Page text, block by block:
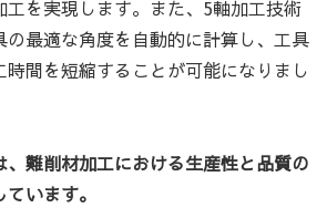
工を実現します。また、5軸加工技術
の最適な角度を自動的に計算し、工具
間を短縮することが可能になりまし
、難削材加工における生産性と品質の
います。